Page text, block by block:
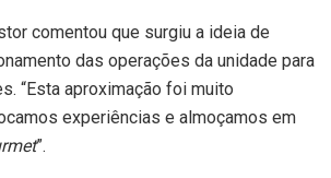
comentou que surgiu a ideia de
das operações da unidade para
“Esta aproximação foi muito
experiências e almoçamos em
”.